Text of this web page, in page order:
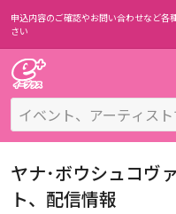
申込内容のご確認やお問い合わせなど各
さい
ヤナ･ボウシュコヴ
ト、配信情報